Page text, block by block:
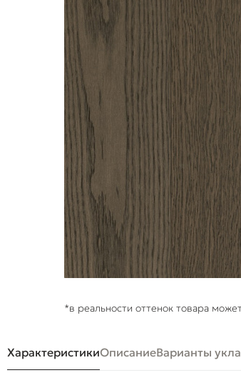
*в реальности оттенок товара
ХарактеристикиОписаниеВарианты